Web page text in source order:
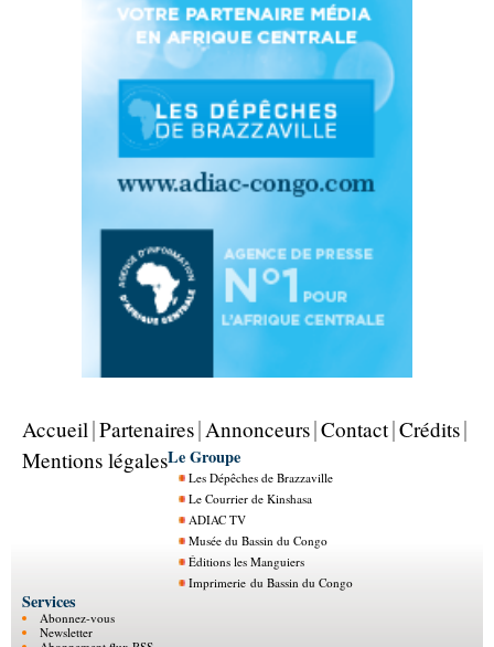
Accueil Partenaires Annonceurs Contact Crédits
Mentions légalesLe Groupe
Les Dépêches de Brazzaville
Le Courrier de Kinshasa
ADIAC TV
Musée du Bassin du Congo
Éditions les Manguiers
Imprimerie du Bassin du Congo
Services
Abonnez-vous
Newsletter